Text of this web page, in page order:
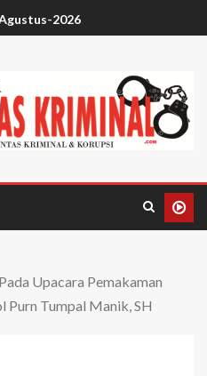
2026
Upacara Pemakaman
Purn Tumpal Manik, SH